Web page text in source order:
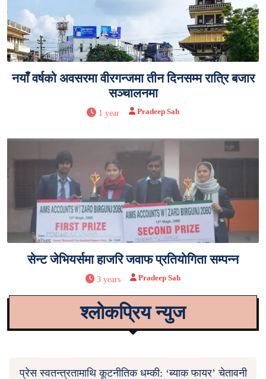
नयाँ वर्षको अवसरमा वीरगन्जमा तीन दिनसम्म रात्रि बजार
सञ्चालनमा
1 year Pradeep Sah
सेन्ट जेभियर्समा हाजरि जवाफ प्रतियाेगिता सम्पन्न
3 years Pradeep Sah
श्लोकप्रिय न्युज
प्रेस स्वतन्त्रतामाथि कूटनीतिक धम्की: ‘ब्याक फायर’ चेतावनी